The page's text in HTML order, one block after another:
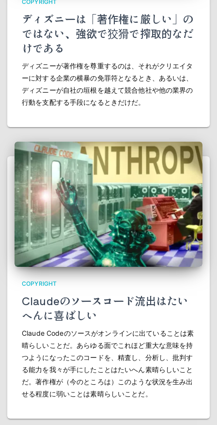
COPYRIGHT
ディズニーは「著作権に厳しい」の
ではない、強欲で狡猾で搾取的なだ
けである
ディズニーが著作権を尊重するのは、それがクリエイタ
ーに対する企業の横暴の免罪符となるとき、あるいは、
ディズニーが自社の垣根を越えて競合他社や他の業界の
行動を支配する手段になるときだけだ。
COPYRIGHT
Claudeのソースコード流出はたい
へんに喜ばしい
Claude Codeのソースがオンラインに出ていることは素
晴らしいことだ。あらゆる面でこれほど重大な意味を持
つようになったこのコードを、精査し、分析し、批判す
る能力を我々が手にしたことはたいへん素晴らしいこと
だ。著作権が（今のところは）このような状況を生み出
せる程度に弱いことは素晴らしいことだ。